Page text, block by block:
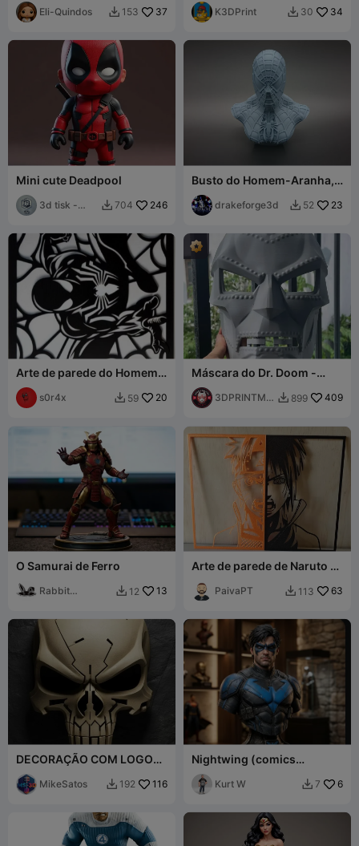
Eli-Quindos  153 37 K3DPrint  30 34
Mini cute Deadpool
3d tisk -
 704 246
Busto do Homem-Aranha,
o Amigão da Vizinhança
drakeforge3d  52 23
Arte de parede do Homem-
Aranha
s0r4x  59 20
Máscara do Dr. Doom -
Marvel Doctor Doom
Helmet Cosplay FREE STL
3DPRINTMO  899 409
O Samurai de Ferro
Rabbit
 12 13
Arte de parede de Naruto e
PaivaPT  113 63
DECORAÇÃO COM LOGO
DO PUNISHER
MikeSatos  192 116
Nightwing (comics
accurate version)
Kurt W  7 6